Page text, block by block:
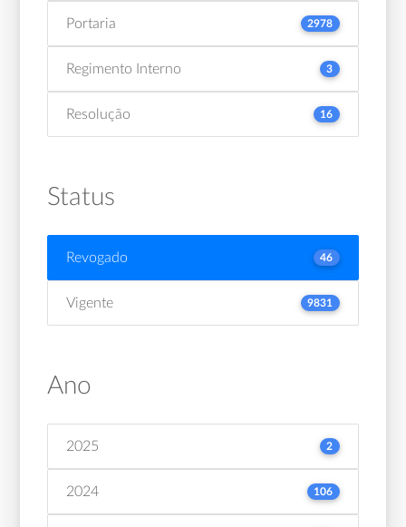
Portaria 2978
Regimento Interno 3
Resolução 16
Status
Revogado 46
Vigente 9831
Ano
2025 2
2024 106